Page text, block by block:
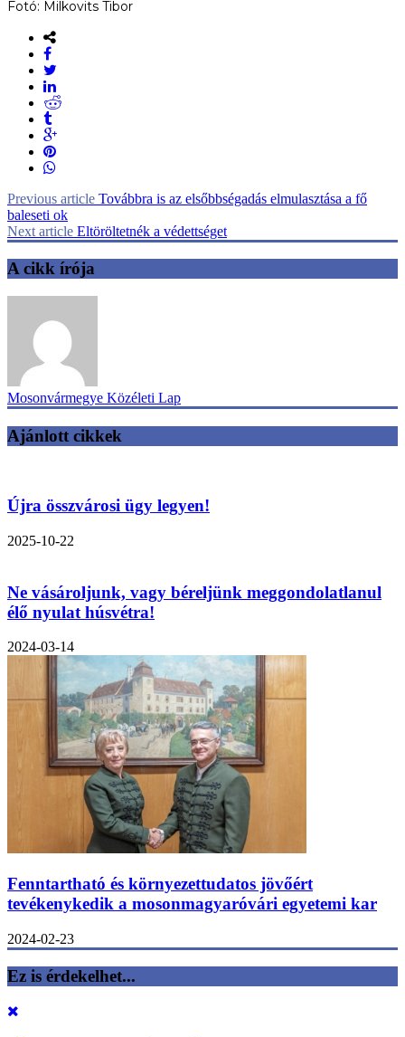
Fotó: Milkovits Tibor
Previous article Továbbra is az elsőbbségadás elmulasztása a fő
baleseti ok
Next article Eltöröltetnék a védettséget
A cikk írója
Mosonvármegye Közéleti Lap
Ajánlott cikkek
Újra összvárosi ügy legyen!
2025-10-22
Ne vásároljunk, vagy béreljünk meggondolatlanul
élő nyulat húsvétra!
2024-03-14
Fenntartható és környezettudatos jövőért
tevékenykedik a mosonmagyaróvári egyetemi kar
2024-02-23
Ez is érdekelhet...